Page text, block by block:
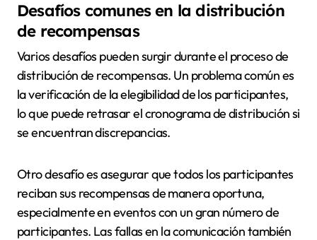
Desafíos comunes en la distribución
de recompensas
Varios desafíos pueden surgir durante el proceso de
distribución de recompensas. Un problema común es
la verificación de la elegibilidad de los participantes,
lo que puede retrasar el cronograma de distribución si
se encuentran discrepancias.
Otro desafío es asegurar que todos los participantes
reciban sus recompensas de manera oportuna,
especialmente en eventos con un gran número de
participantes. Las fallas en la comunicación también